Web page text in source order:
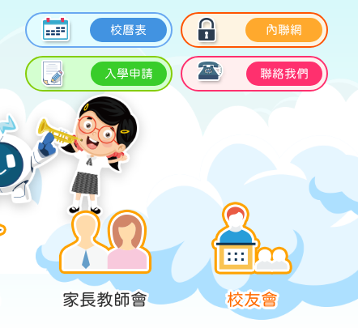
校曆表 內聯網
入學申請 聯絡我們
家長教師會 校友會